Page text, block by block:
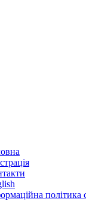
політика